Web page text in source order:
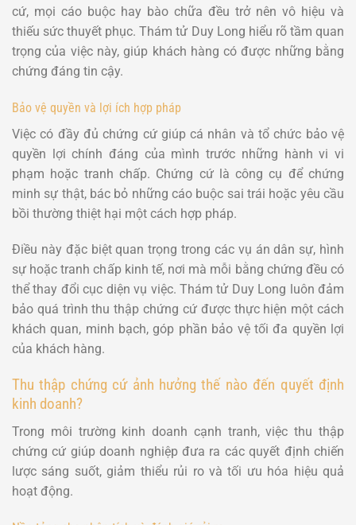
cứ, mọi cáo buộc hay bào chữa đều trở nên vô hiệu và
thiếu sức thuyết phục. Thám tử Duy Long hiểu rõ tầm quan
trọng của việc này, giúp khách hàng có được những bằng
chứng đáng tin cậy.
Bảo vệ quyền và lợi ích hợp pháp
Việc có đầy đủ chứng cứ giúp cá nhân và tổ chức bảo vệ
quyền lợi chính đáng của mình trước những hành vi vi
phạm hoặc tranh chấp. Chứng cứ là công cụ để chứng
minh sự thật, bác bỏ những cáo buộc sai trái hoặc yêu cầu
bồi thường thiệt hại một cách hợp pháp.
Điều này đặc biệt quan trọng trong các vụ án dân sự, hình
sự hoặc tranh chấp kinh tế, nơi mà mỗi bằng chứng đều có
thể thay đổi cục diện vụ việc. Thám tử Duy Long luôn đảm
bảo quá trình thu thập chứng cứ được thực hiện một cách
khách quan, minh bạch, góp phần bảo vệ tối đa quyền lợi
của khách hàng.
Thu thập chứng cứ ảnh hưởng thế nào đến quyết định
kinh doanh?
Trong môi trường kinh doanh cạnh tranh, việc thu thập
chứng cứ giúp doanh nghiệp đưa ra các quyết định chiến
lược sáng suốt, giảm thiểu rủi ro và tối ưu hóa hiệu quả
hoạt động.